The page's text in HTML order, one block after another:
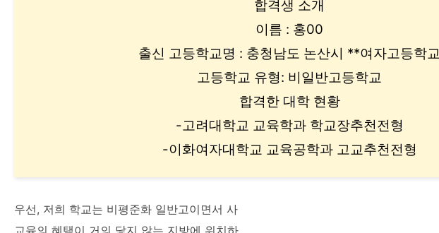
합격생 소개
이름 : 홍00
출신 고등학교명 : 충청남도 논산시 **여자고등학교
고등학교 유형: 비일반고등학교
합격한 대학 현황
-고려대학교 교육학과 학교장추천전형
-이화여자대학교 교육공학과 고교추천전형
우선, 저희 학교는 비평준화 일반고이면서 사
교육의 혜택이 거의 닿지 않는 지방에 위치하